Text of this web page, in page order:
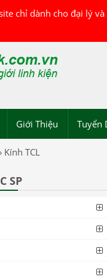
chỉ dành cho đại lý
Giới Thiệu Tuyển
Kính TCL
SP